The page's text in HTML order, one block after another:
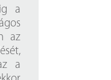
a
az
a